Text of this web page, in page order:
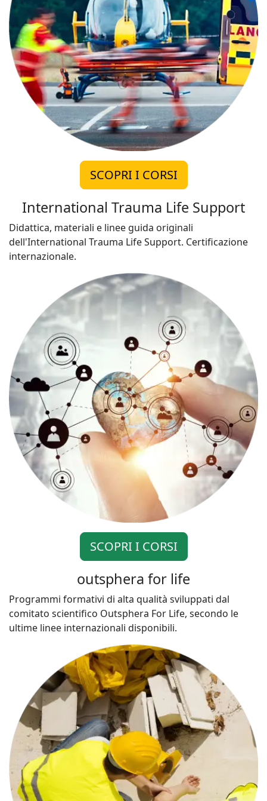
SCOPRI I CORSI
International Trauma Life Support
Didattica, materiali e linee guida originali
dell'International Trauma Life Support. Certificazione
internazionale.
SCOPRI I CORSI
outsphera for life
Programmi formativi di alta qualità sviluppati dal
comitato scientifico Outsphera For Life, secondo le
ultime linee internazionali disponibili.